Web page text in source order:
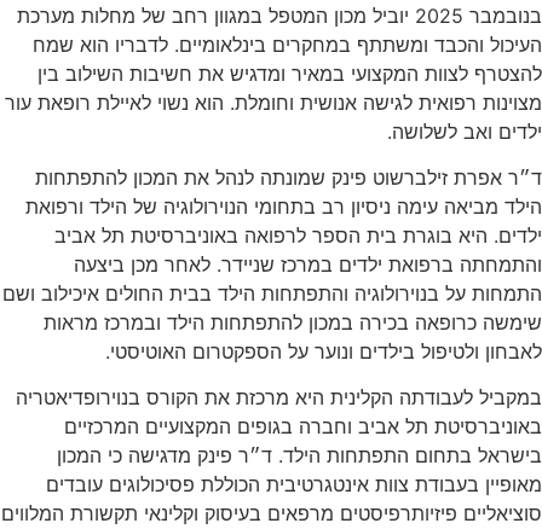
בנובמבר 2025 יוביל מכון המטפל במגוון רחב של מחלות מערכת
העיכול והכבד ומשתתף במחקרים בינלאומיים. לדבריו הוא שמח
להצטרף לצוות המקצועי במאיר ומדגיש את חשיבות השילוב בין
מצוינות רפואית לגישה אנושית וחומלת. הוא נשוי לאיילת רופאת עור
ילדים ואב לשלושה.
ד״ר אפרת זילברשוט פינק שמונתה לנהל את המכון להתפתחות
הילד מביאה עימה ניסיון רב בתחומי הנוירולוגיה של הילד ורפואת
ילדים. היא בוגרת בית הספר לרפואה באוניברסיטת תל אביב
והתמחתה ברפואת ילדים במרכז שניידר. לאחר מכן ביצעה
התמחות על בנוירולוגיה והתפתחות הילד בבית החולים איכילוב ושם
שימשה כרופאה בכירה במכון להתפתחות הילד ובמרכז מראות
לאבחון ולטיפול בילדים ונוער על הספקטרום האוטיסטי.
במקביל לעבודתה הקלינית היא מרכזת את הקורס בנוירופדיאטריה
באוניברסיטת תל אביב וחברה בגופים המקצועיים המרכזיים
בישראל בתחום התפתחות הילד. ד״ר פינק מדגישה כי המכון
מאופיין בעבודת צוות אינטגרטיבית הכוללת פסיכולוגים עובדים
סוציאליים פיזיותרפיסטים מרפאים בעיסוק וקלינאי תקשורת המלווים